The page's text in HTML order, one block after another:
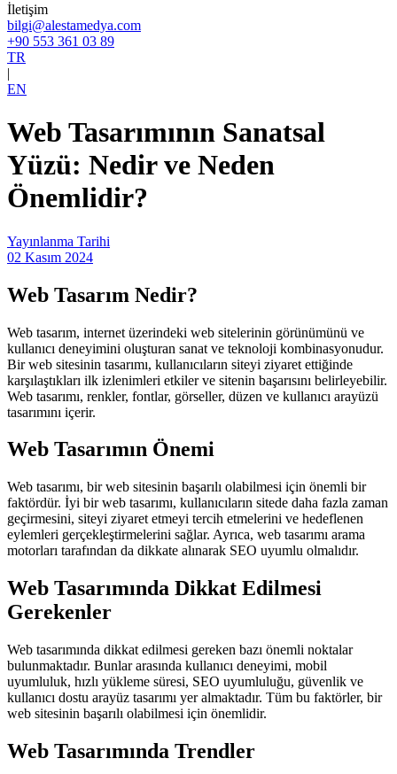
İletişim
bilgi@alestamedya.com
+90 553 361 03 89
TR
|
EN
Web Tasarımının Sanatsal
Yüzü: Nedir ve Neden
Önemlidir?
Yayınlanma Tarihi
02 Kasım 2024
Web Tasarım Nedir?
Web tasarım, internet üzerindeki web sitelerinin görünümünü ve
kullanıcı deneyimini oluşturan sanat ve teknoloji kombinasyonudur.
Bir web sitesinin tasarımı, kullanıcıların siteyi ziyaret ettiğinde
karşılaştıkları ilk izlenimleri etkiler ve sitenin başarısını belirleyebilir.
Web tasarımı, renkler, fontlar, görseller, düzen ve kullanıcı arayüzü
tasarımını içerir.
Web Tasarımın Önemi
Web tasarımı, bir web sitesinin başarılı olabilmesi için önemli bir
faktördür. İyi bir web tasarımı, kullanıcıların sitede daha fazla zaman
geçirmesini, siteyi ziyaret etmeyi tercih etmelerini ve hedeflenen
eylemleri gerçekleştirmelerini sağlar. Ayrıca, web tasarımı arama
motorları tarafından da dikkate alınarak SEO uyumlu olmalıdır.
Web Tasarımında Dikkat Edilmesi
Gerekenler
Web tasarımında dikkat edilmesi gereken bazı önemli noktalar
bulunmaktadır. Bunlar arasında kullanıcı deneyimi, mobil
uyumluluk, hızlı yükleme süresi, SEO uyumluluğu, güvenlik ve
kullanıcı dostu arayüz tasarımı yer almaktadır. Tüm bu faktörler, bir
web sitesinin başarılı olabilmesi için önemlidir.
Web Tasarımında Trendler